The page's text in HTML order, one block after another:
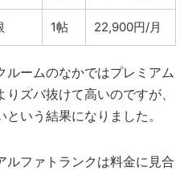
1帖 22,900円/月
ルームのなかではプレミアム
ズバ抜けて高いのですが、
いう結果になりました。
ルファトランクは料金に見合